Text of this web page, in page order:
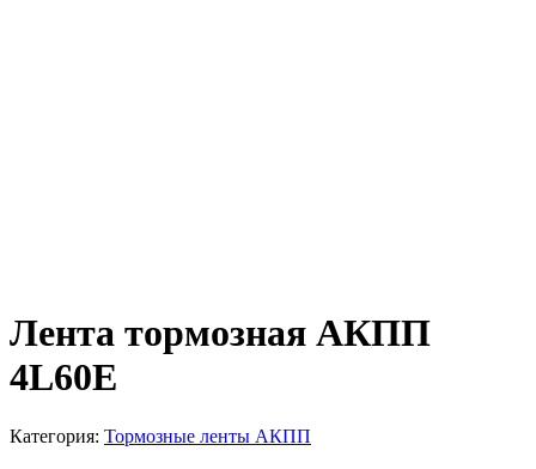
Лента тормозная АКПП
4L60E
Категория: Тормозные ленты АКПП